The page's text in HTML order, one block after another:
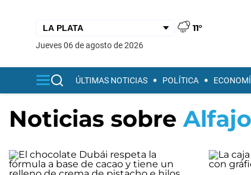
11°
jueves 06 de agosto de 2026
ÚLTIMAS NOTICIAS POLÍTICA
Noticias sobre